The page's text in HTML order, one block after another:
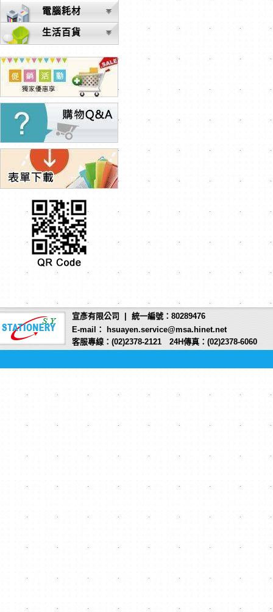
電腦耗材
生活百貨
宣彥有限公司 | 統一編號：80289476
E-mail： hsuayen.service@msa.hinet.net
客服專線：(02)2378-2121 24H傳真：(02)2378-6060